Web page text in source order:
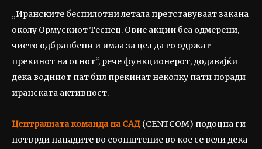
„Иранските беспилотни летала претставуваат закана
околу Ормускиот Теснец. Овие акции беа одмерени,
чисто одбранбени и имаа за цел да го одржат
прекинот на огнот“, рече функционерот, додавајќи
дека водниот пат бил прекинат неколку пати поради
иранската активност.
Централната команда на САД (CENTCOM) подоцна ги
потврди нападите во соопштение во кое се вели дека